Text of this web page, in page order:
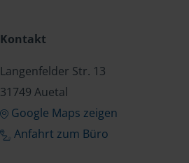
Kontakt
Langenfelder Str. 13
31749 Auetal
Google Maps zeigen
Anfahrt zum Büro